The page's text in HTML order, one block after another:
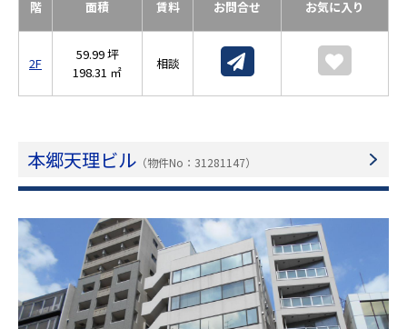
階 面積 賃料 お問合せ お気に入り
2F
59.99 坪
198.31 ㎡
相談
本郷天理ビル （物件No：31281147）